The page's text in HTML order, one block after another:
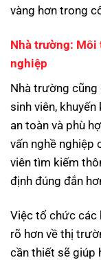
vàng hơn trong
Nhà trường: Môi
nghiệp
Nhà trường
sinh viên,
an toàn và phù
vấn nghề nghiệp
viên tìm kiếm
định đúng đắn
Việc tổ chức các
rõ hơn về thị
cần thiết sẽ giúp